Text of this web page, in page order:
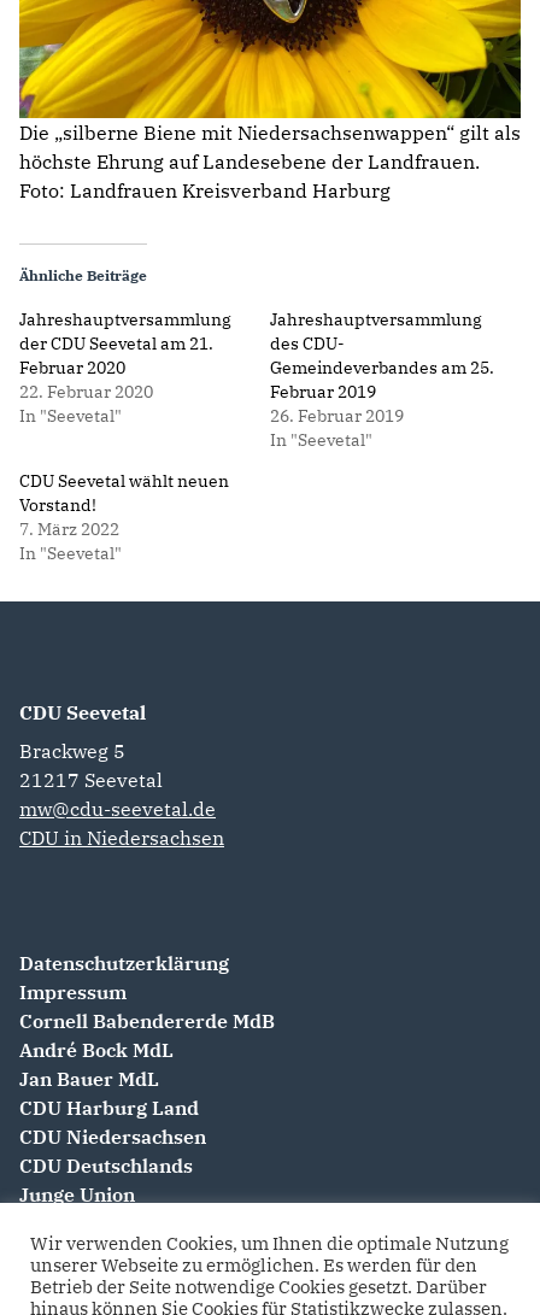
Die „silberne Biene mit Niedersachsenwappen“ gilt als
höchste Ehrung auf Landesebene der Landfrauen.
Foto: Landfrauen Kreisverband Harburg
Ähnliche Beiträge
Jahreshauptversammlung
der CDU Seevetal am 21.
Februar 2020
22. Februar 2020
In "Seevetal"
Jahreshauptversammlung
des CDU-
Gemeindeverbandes am 25.
Februar 2019
26. Februar 2019
In "Seevetal"
CDU Seevetal wählt neuen
Vorstand!
7. März 2022
In "Seevetal"
CDU Seevetal
Brackweg 5
21217 Seevetal
mw@cdu-seevetal.de
CDU in Niedersachsen
Datenschutzerklärung
Impressum
Cornell Babendererde MdB
André Bock MdL
Jan Bauer MdL
CDU Harburg Land
CDU Niedersachsen
CDU Deutschlands
Junge Union
Senioren Union
Wir verwenden Cookies, um Ihnen die optimale Nutzung
unserer Webseite zu ermöglichen. Es werden für den
Betrieb der Seite notwendige Cookies gesetzt. Darüber
hinaus können Sie Cookies für Statistikzwecke zulassen.